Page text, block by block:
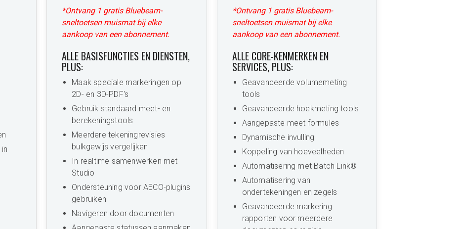
*Ontvang 1 gratis Bluebeam-
sneltoetsen muismat bij elke
aankoop van een abonnement.
ALLE BASISFUNCTIES EN DIENSTEN,
PLUS:
Maak speciale markeringen op
2D- en 3D-PDF's
Gebruik standaard meet- en
berekeningstools
Meerdere tekeningrevisies
bulkgewijs vergelijken
In realtime samenwerken met
Studio
Ondersteuning voor AECO-plugins
gebruiken
Navigeren door documenten
*Ontvang 1 gratis Bluebeam-
sneltoetsen muismat bij elke
aankoop van een abonnement.
ALLE CORE-KENMERKEN EN
SERVICES, PLUS:
Geavanceerde volumemeting
tools
Geavanceerde hoekmeting tools
Aangepaste meet formules
Dynamische invulling
Koppeling van hoeveelheden
Automatisering met Batch Link®
Automatisering van
ondertekeningen en zegels
Geavanceerde markering
rapporten voor meerdere